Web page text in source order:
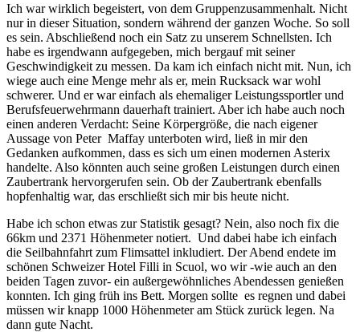
Ich war wirklich begeistert, von dem Gruppenzusammenhalt. Nicht
nur in dieser Situation, sondern während der ganzen Woche. So soll
es sein. Abschließend noch ein Satz zu unserem Schnellsten. Ich
habe es irgendwann aufgegeben, mich bergauf mit seiner
Geschwindigkeit zu messen. Da kam ich einfach nicht mit. Nun, ich
wiege auch eine Menge mehr als er, mein Rucksack war wohl
schwerer. Und er war einfach als ehemaliger Leistungssportler und
Berufsfeuerwehrmann dauerhaft trainiert. Aber ich habe auch noch
einen anderen Verdacht: Seine Körpergröße, die nach eigener
Aussage von Peter Maffay unterboten wird, ließ in mir den
Gedanken aufkommen, dass es sich um einen modernen Asterix
handelte. Also könnten auch seine großen Leistungen durch einen
Zaubertrank hervorgerufen sein. Ob der Zaubertrank ebenfalls
hopfenhaltig war, das erschließt sich mir bis heute nicht.
Habe ich schon etwas zur Statistik gesagt? Nein, also noch fix die
66km und 2371 Höhenmeter notiert. Und dabei habe ich einfach
die Seilbahnfahrt zum Flimsattel inkludiert. Der Abend endete im
schönen Schweizer Hotel Filli in Scuol, wo wir -wie auch an den
beiden Tagen zuvor- ein außergewöhnliches Abendessen genießen
konnten. Ich ging früh ins Bett. Morgen sollte es regnen und dabei
müssen wir knapp 1000 Höhenmeter am Stück zurück legen. Na
dann gute Nacht.